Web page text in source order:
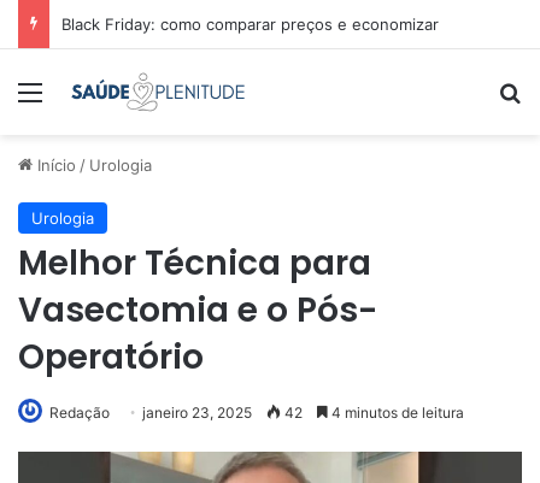
Black Friday: como comparar preços e economizar
Menu
Início / Urologia
Urologia
Melhor Técnica para
Vasectomia e o Pós-
Operatório
Redação janeiro 23, 2025 42 4 minutos de leitura